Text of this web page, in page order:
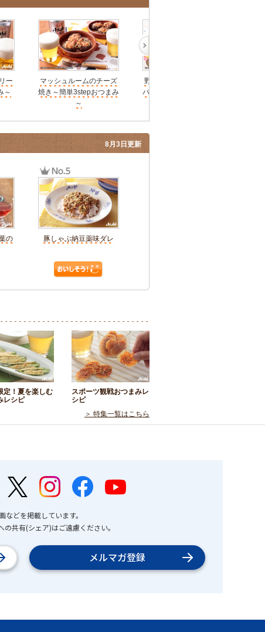
ー
～
マッシュルームのチーズ
焼き～簡単3stepおつまみ
～
野菜たっぷり焼肉ビビン
バチャーハン～簡単3step
の
豚しゃぶ納豆薬味ダレ
8月3日更新
定！夏を楽しむ
レシピ
スポーツ観戦おつまみレ
シピ
＞ 特集一覧はこちら
どを掲載しています。
共有(シェア)はご遠慮ください。
メルマガ登録